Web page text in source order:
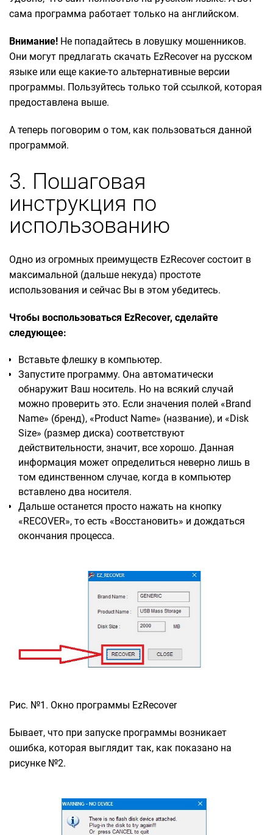
сама программа работает только на английском.
Внимание! Не попадайтесь в ловушку мошенников.
Они могут предлагать скачать EzRecover на русском
языке или еще какие-то альтернативные версии
программы. Пользуйтесь только той ссылкой, которая
предоставлена выше.
А теперь поговорим о том, как пользоваться данной
программой.
3. Пошаговая
инструкция по
использованию
Одно из огромных преимуществ EzRecover состоит в
максимальной (дальше некуда) простоте
использования и сейчас Вы в этом убедитесь.
Чтобы воспользоваться EzRecover, сделайте
следующее:
Вставьте флешку в компьютер.
Запустите программу. Она автоматически
обнаружит Ваш носитель. Но на всякий случай
можно проверить это. Если значения полей «Brand
Name» (бренд), «Product Name» (название), и «Disk
Size» (размер диска) соответствуют
действительности, значит, все хорошо. Данная
информация может определиться неверно лишь в
том единственном случае, когда в компьютер
вставлено два носителя.
Дальше останется просто нажать на кнопку
«RECOVER», то есть «Восстановить» и дождаться
окончания процесса.
Рис. №1. Окно программы EzRecover
Бывает, что при запуске программы возникает
ошибка, которая выглядит так, как показано на
рисунке №2.